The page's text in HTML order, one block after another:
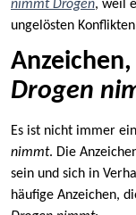
nimmt Drogen, weil
ungelösten
Anzeichen,
Drogen
Es ist nicht immer
nimmt. Die
sein und sich in
häufige Anzeichen,